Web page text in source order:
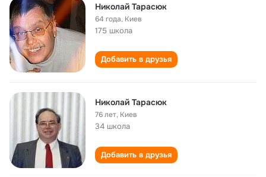
Николай Тарасюк
64 года, Киев
175 школа
Добавить в друзья
Николай Тарасюк
76 лет, Киев
34 школа
Добавить в друзья